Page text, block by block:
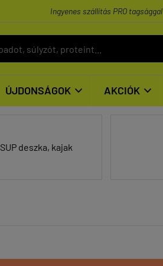
Ingyenes szállítás PRO tagsággal
ÚJDONSÁGOK  AKCIÓK 
SUP deszka, kajak